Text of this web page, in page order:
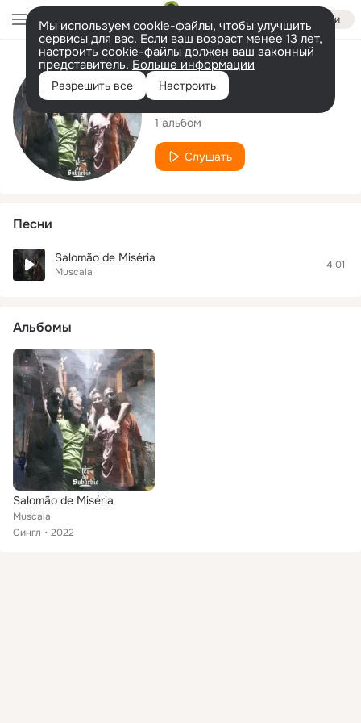
Войти
Мы используем cookie-файлы, чтобы улучшить
сервисы для вас. Если ваш возраст менее 13 лет,
настроить cookie-файлы должен ваш законный
представитель. Больше информации
Разрешить все Настроить
Исполнитель
Muscala
1 альбом
Слушать
Песни
Salomão de Miséria
Muscala
4:01
Альбомы
Salomão de Miséria
Muscala
Сингл
2022